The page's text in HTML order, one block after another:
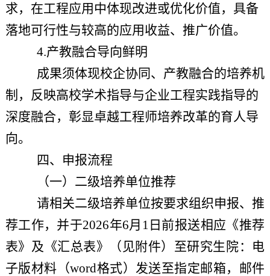
求，在工程应用中体现改进或优化价值，具备
落地可行性与较高的应用收益、推广价值。
4.产教融合导向鲜明
成果须体现校企协同、产教融合的培养机
制，反映高校学术指导与企业工程实践指导的
深度融合，彰显卓越工程师培养改革的育人导
向。
四、申报流程
（一） 二级培养单位推荐
请相关二级培养单位按要求组织申报、推
荐工作，并于2026年6月1日前报送相应 《推荐
表》 及《汇总表》 （见附件） 至研究生院：电
子版材料（word格式） 发送至指定邮箱，邮件